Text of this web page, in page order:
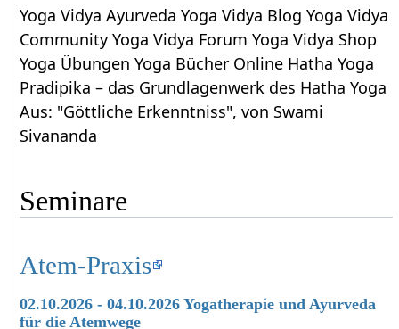
Yoga Vidya Ayurveda Yoga Vidya Blog Yoga Vidya
Community Yoga Vidya Forum Yoga Vidya Shop
Yoga Übungen Yoga Bücher Online Hatha Yoga
Pradipika – das Grundlagenwerk des Hatha Yoga
Aus: "Göttliche Erkenntniss", von Swami
Sivananda
Seminare
Atem-Praxis
02.10.2026 - 04.10.2026 Yogatherapie und Ayurveda
für die Atemwege